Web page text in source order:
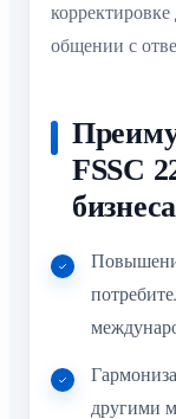
общении с
FSSC
бизнеса
другими